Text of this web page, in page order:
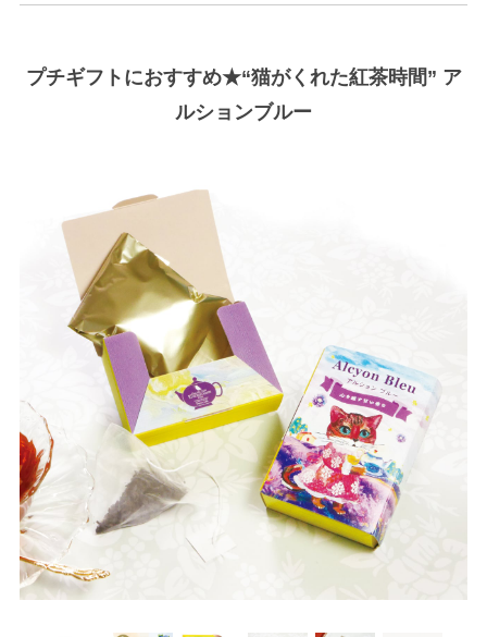
プチギフトにおすすめ★“猫がくれた紅茶時間” ア
ルションブルー